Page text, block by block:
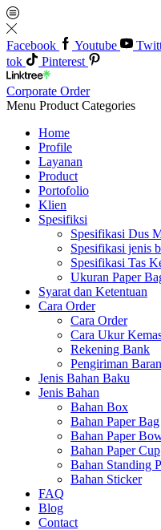
Facebook Youtube
tok
Pinterest
Corporate Order
Menu Product Categories
Home
Profile
Layanan
Product
Portofolio
Klien
Spesifiksi
Spesifikasi Dus
Spesifikasi jenis
Spesifikasi Tas
Ukuran Paper
Syarat dan Ketentuan
Cara Order
Cara Order
Cara Ukur
Rekening Bank
Pengiriman
Jenis Bahan Baku
Jenis Bahan
Bahan Box
Bahan Paper Bag
Bahan Paper
Bahan Paper Cup
Bahan Standing
Bahan Sticker
FAQ
Blog
Contact